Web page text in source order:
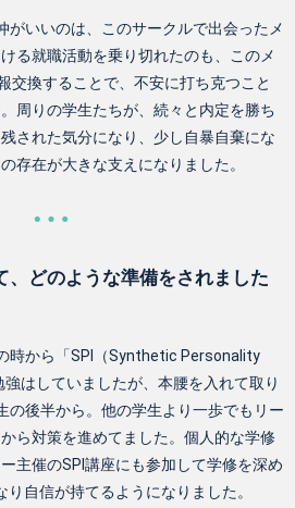
がいいのは、このサークルで出会ったメ
る就職活動を乗り切れたのも、このメ
交換することで、不安に打ち克つこと
周りの学生たちが、続々と内定を勝ち
された気分になり、少し自暴自棄にな
存在が大きな支えになりました。
、どのような準備をされました
時から「SPI（Synthetic Personality
はしていましたが、本腰を入れて取り
の後半から。他の学生より一歩でもリー
ら対策を進めてました。個人的な学修
主催のSPI講座にも参加して学修を深め
自信が持てるようになりました。